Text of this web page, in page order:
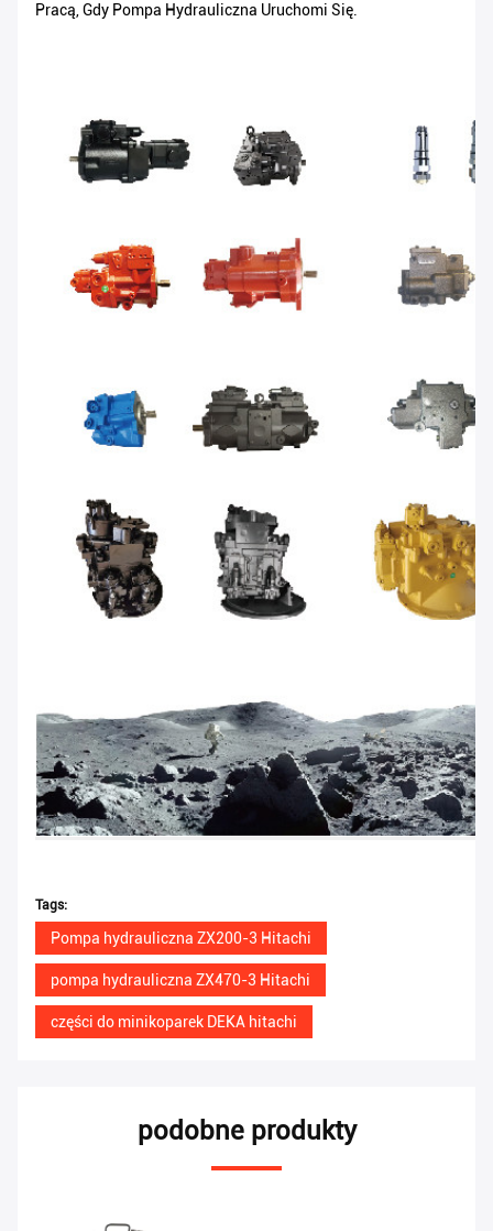
Pracą, Gdy Pompa Hydrauliczna Uruchomi Się.
Tags:
Pompa hydrauliczna ZX200-3 Hitachi
pompa hydrauliczna ZX470-3 Hitachi
części do minikoparek DEKA hitachi
podobne produkty